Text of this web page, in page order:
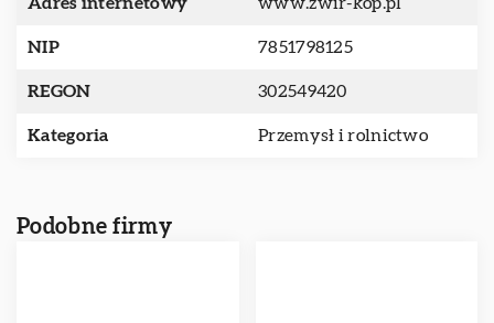
NIP 7851798125
REGON 302549420
Kategoria Przemysł i rolnictwo
Podobne firmy